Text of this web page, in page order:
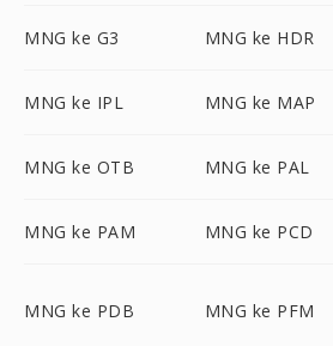
MNG ke G3 MNG ke HDR
MNG ke IPL MNG ke MAP
MNG ke OTB MNG ke PAL
MNG ke PAM MNG ke PCD
MNG ke PDB MNG ke PFM